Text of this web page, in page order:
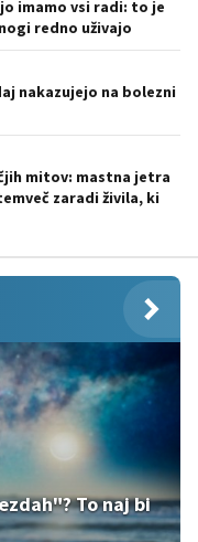
imamo vsi radi: to je
redno uživajo
nakazujejo na bolezni
mitov: mastna jetra
zaradi živila, ki
To naj bi